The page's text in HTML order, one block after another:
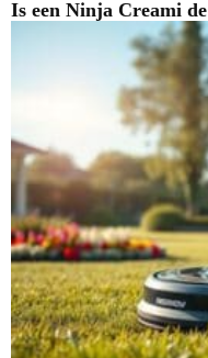
Is een Ninja Creami